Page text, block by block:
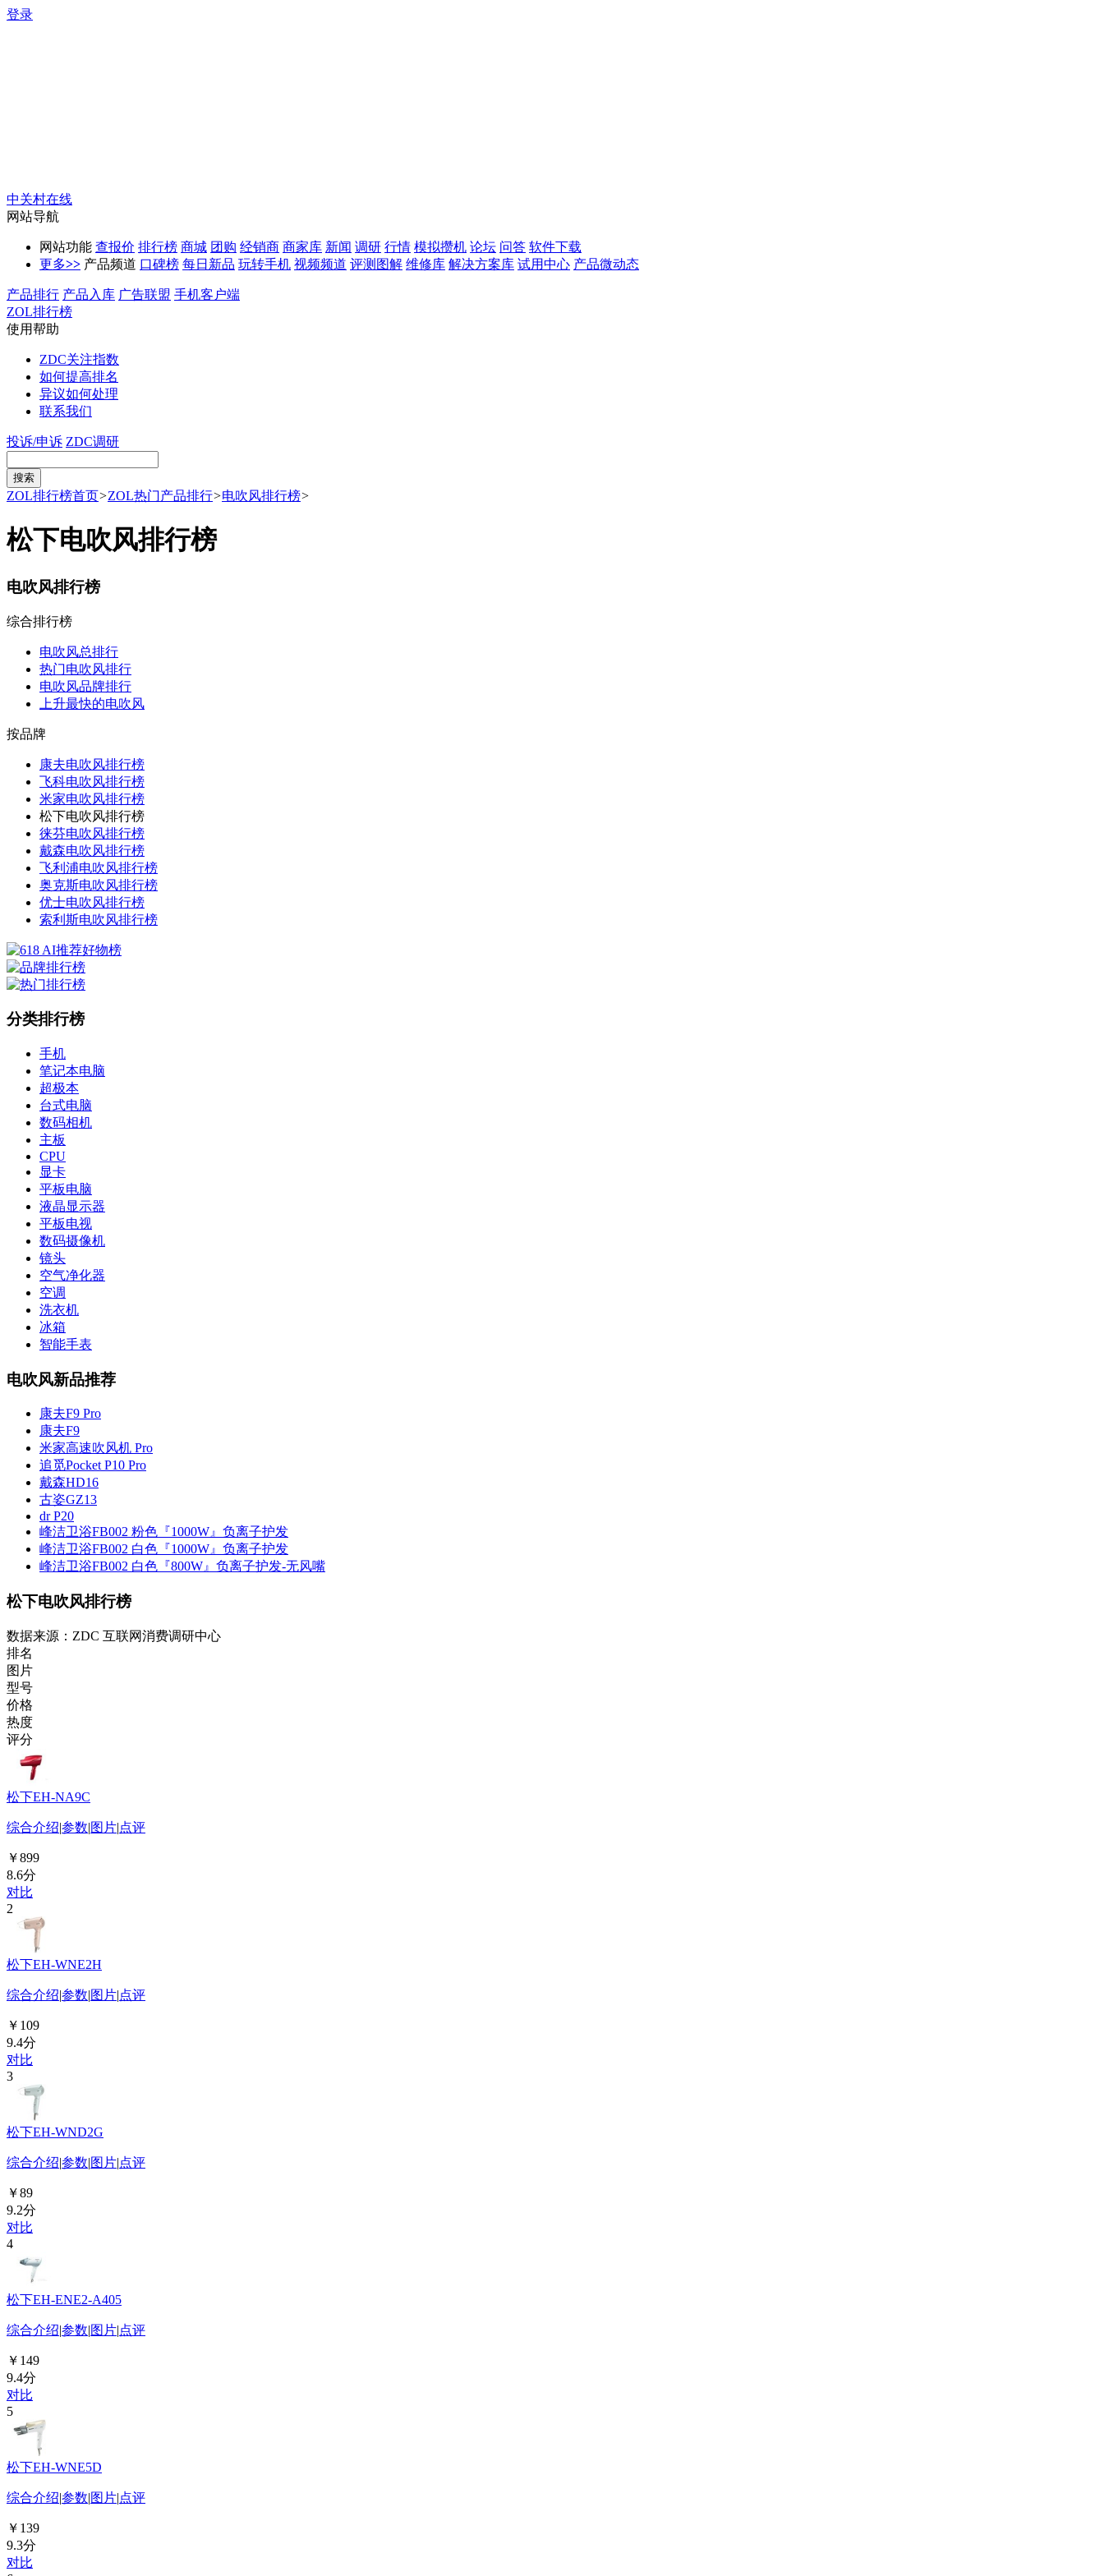
登录
中关村在线
网站导航
网站功能 查报价 排行榜 商城 团购 经销商 商家库 新闻 调研 行情 模拟攒机 论坛 问答 软件下载
更多>> 产品频道 口碑榜 每日新品 玩转手机 视频频道 评测图解 维修库 解决方案库 试用中心 产品微动态
产品排行 产品入库 广告联盟 手机客户端
ZOL排行榜
使用帮助
ZDC关注指数
如何提高排名
异议如何处理
联系我们
投诉/申诉 ZDC调研
ZOL排行榜首页>ZOL热门产品排行>电吹风排行榜>
松下电吹风排行榜
电吹风排行榜
综合排行榜
电吹风总排行
热门电吹风排行
电吹风品牌排行
上升最快的电吹风
按品牌
康夫电吹风排行榜
飞科电吹风排行榜
米家电吹风排行榜
松下电吹风排行榜
徕芬电吹风排行榜
戴森电吹风排行榜
飞利浦电吹风排行榜
奥克斯电吹风排行榜
优士电吹风排行榜
索利斯电吹风排行榜
分类排行榜
手机
笔记本电脑
超极本
台式电脑
数码相机
主板
CPU
显卡
平板电脑
液晶显示器
平板电视
数码摄像机
镜头
空气净化器
空调
洗衣机
冰箱
智能手表
电吹风新品推荐
康夫F9 Pro
康夫F9
米家高速吹风机 Pro
追觅Pocket P10 Pro
戴森HD16
古姿GZ13
dr P20
峰洁卫浴FB002 粉色『1000W』负离子护发
峰洁卫浴FB002 白色『1000W』负离子护发
峰洁卫浴FB002 白色『800W』负离子护发-无风嘴
松下电吹风排行榜
数据来源：ZDC 互联网消费调研中心
排名
图片
型号
价格
热度
评分
松下EH-NA9C
综合介绍|参数|图片|点评
￥899
8.6分
对比
2
松下EH-WNE2H
综合介绍|参数|图片|点评
￥109
9.4分
对比
3
松下EH-WND2G
综合介绍|参数|图片|点评
￥89
9.2分
对比
4
松下EH-ENE2-A405
综合介绍|参数|图片|点评
￥149
9.4分
对比
5
松下EH-WNE5D
综合介绍|参数|图片|点评
￥139
9.3分
对比